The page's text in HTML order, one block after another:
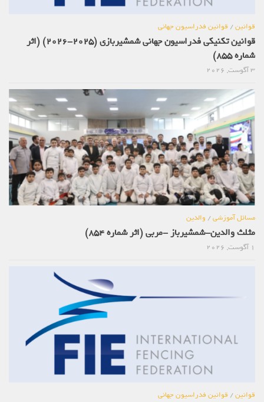
قوانین/قوانین فدراسیون جهانی
قوانین تکنیکی فدراسیون جهانی شمشیربازی (2025-2026) (اثر
شماره 855)
مسائل آموزشی/والدین
مثلث والدین-شمشیرباز -مربی (اثر شماره 854)
قوانین/قوانین فدراسیون جهانی